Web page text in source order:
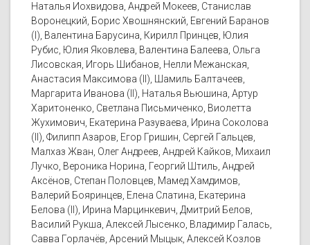
Наталья Иохвидова, Андрей Мокеев, Станислав
Воронецкий, Борис Хвошнянский, Евгений Баранов
(I), Валентина Барусина, Кирилл Принцев, Юлия
Рубис, Юлия Яковлева, Валентина Балеева, Ольга
Лисовская, Игорь Шибанов, Нелли Межанская,
Анастасия Максимова (II), Шамиль Балтачеев,
Маргарита Иванова (II), Наталья Вьюшина, Артур
Харитоненко, Светлана Письмиченко, Виолетта
Жухимович, Екатерина Разуваева, Ирина Соколова
(II), Филипп Азаров, Егор Гришин, Сергей Гальцев,
Малхаз Жван, Олег Андреев, Андрей Кайков, Михаил
Лучко, Вероника Норина, Георгий Штиль, Андрей
Аксёнов, Степан Половцев, Мамед Хамдимов,
Валерий Бояринцев, Елена Слатина, Екатерина
Белова (II), Ирина Марцинкевич, Дмитрий Белов,
Василий Рукша, Алексей Лысенко, Владимир Галась,
Савва Горлачёв, Арсений Мыцык, Алексей Козлов